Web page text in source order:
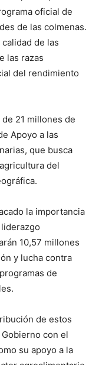
oficial de
de las colmenas.
de las
las razas
del rendimiento
21 millones de
Apoyo a las
que busca
del
la importancia
10,57 millones
y lucha contra
de
de estos
con el
su apoyo a la